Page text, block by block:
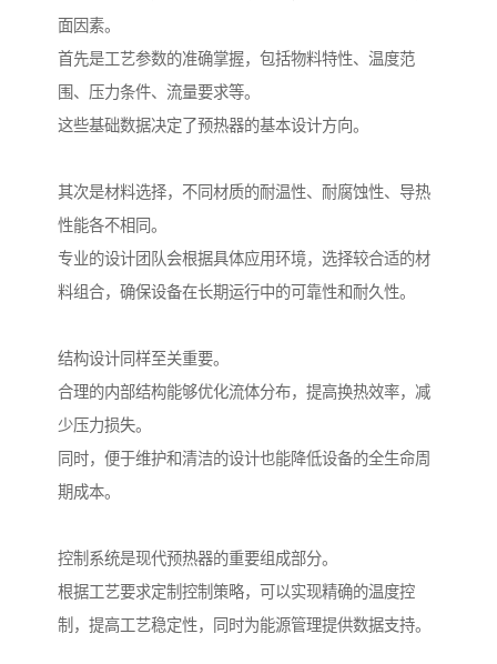
面因素。
首先是工艺参数的准确掌握，包括物料特性、温度范
围、压力条件、流量要求等。
这些基础数据决定了预热器的基本设计方向。
其次是材料选择，不同材质的耐温性、耐腐蚀性、导热
性能各不相同。
专业的设计团队会根据具体应用环境，选择较合适的材
料组合，确保设备在长期运行中的可靠性和耐久性。
结构设计同样至关重要。
合理的内部结构能够优化流体分布，提高换热效率，减
少压力损失。
同时，便于维护和清洁的设计也能降低设备的全生命周
期成本。
控制系统是现代预热器的重要组成部分。
根据工艺要求定制控制策略，可以实现精确的温度控
制，提高工艺稳定性，同时为能源管理提供数据支持。